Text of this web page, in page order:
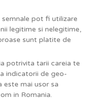
pot fi utilizare
legitime si nelegitime,
sunt platite de
potrivita tarii careia te
indicatorii de geo-
este mai usor sa
in Romania.